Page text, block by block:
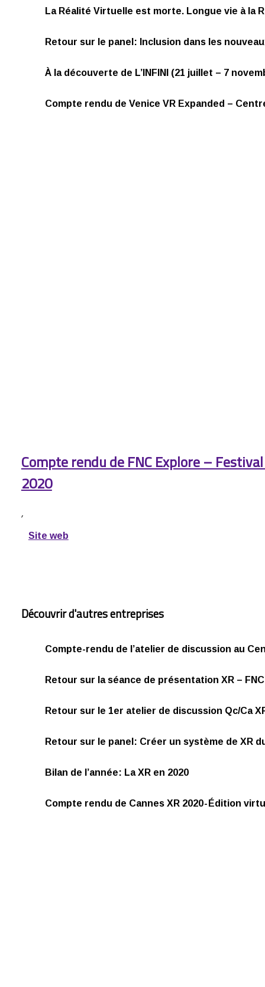
La Réalité Virtuelle est morte. Longue vie à la
Retour sur le panel: Inclusion dans les
À la découverte de L’INFINI (21 juillet – 7
Compte rendu de Venice VR Expanded –
Compte rendu de FNC Explore –
2020
,
Site web
Découvrir d'autres entreprises
Compte-rendu de l’atelier de discussion au
Retour sur la séance de présentation XR – FNC
Retour sur le 1er atelier de discussion Qc/Ca
Retour sur le panel: Créer un système de XR
Bilan de l’année: La XR en 2020
Compte rendu de Cannes XR 2020 - Édition